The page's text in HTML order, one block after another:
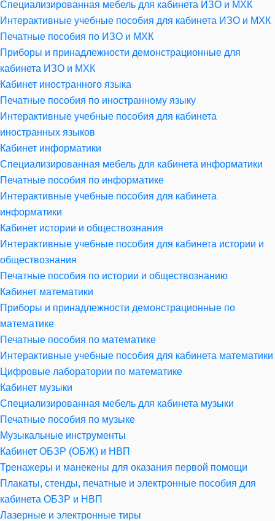
Специализированная мебель для кабинета ИЗО и МХК
Интерактивные учебные пособия для кабинета ИЗО и МХК
Печатные пособия по ИЗО и МХК
Приборы и принадлежности демонстрационные для
кабинета ИЗО и МХК
Кабинет иностранного языка
Печатные пособия по иностранному языку
Интерактивные учебные пособия для кабинета
иностранных языков
Кабинет информатики
Специализированная мебель для кабинета информатики
Печатные пособия по информатике
Интерактивные учебные пособия для кабинета
информатики
Кабинет истории и обществознания
Интерактивные учебные пособия для кабинета истории и
обществознания
Печатные пособия по истории и обществознанию
Кабинет математики
Приборы и принадлежности демонстрационные по
математике
Печатные пособия по математике
Интерактивные учебные пособия для кабинета математики
Цифровые лаборатории по математике
Кабинет музыки
Специализированная мебель для кабинета музыки
Печатные пособия по музыке
Музыкальные инструменты
Кабинет ОБЗР (ОБЖ) и НВП
Тренажеры и манекены для оказания первой помощи
Плакаты, стенды, печатные и электронные пособия для
кабинета ОБЗР и НВП
Лазерные и электронные тиры